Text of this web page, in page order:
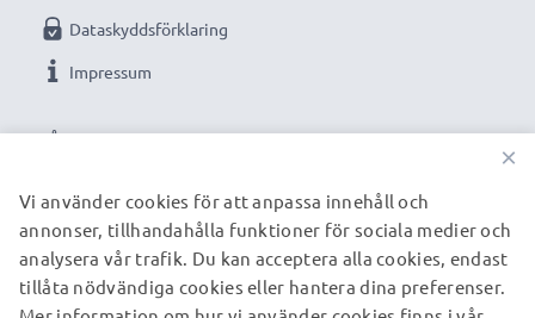
SX710 HS XC10 LEGRiA GX10 Mini X HF G40 HF R706
VIXIA XA10 FS100 XF205 HF M Optura kamera,
systemkamera, digitalkamera, go-pros eller
kamera är optimerad för denna typ av kablar. Se
kamerans inställningar/manual för mer information.
VÅRA BETALNINGSALTERNATIV
Dataskyddsförklaring
Impressum
VÅRA FRAKTPARTNERS
×
Vi använder cookies för att anpassa innehåll och
annonser, tillhandahålla funktioner för sociala medier och
analysera vår trafik. Du kan acceptera alla cookies, endast
tillåta nödvändiga cookies eller hantera dina preferenser.